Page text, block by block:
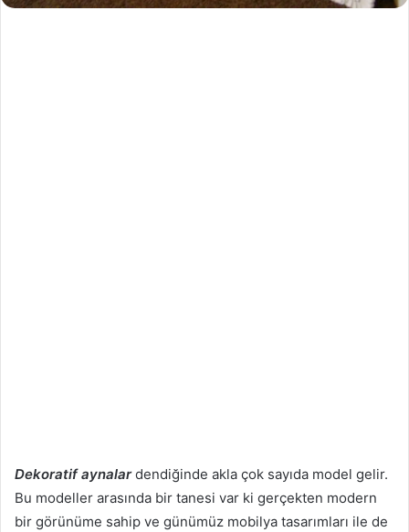
Dekoratif aynalardendiğinde akla çok sayıda model gelir.
Bu modeller arasında bir tanesi var ki gerçekten modern
bir görünüme sahip ve günümüz mobilya tasarımları ile de